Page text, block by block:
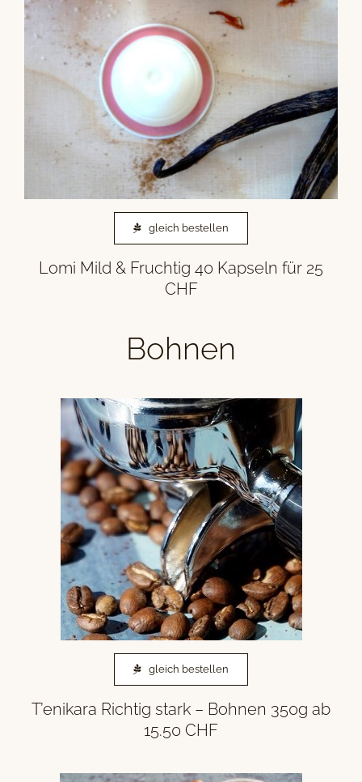
gleich bestellen
Lomi Mild & Fruchtig 40 Kapseln für 25
CHF
Bohnen
gleich bestellen
T’enikara Richtig stark – Bohnen 350g ab
15.50 CHF